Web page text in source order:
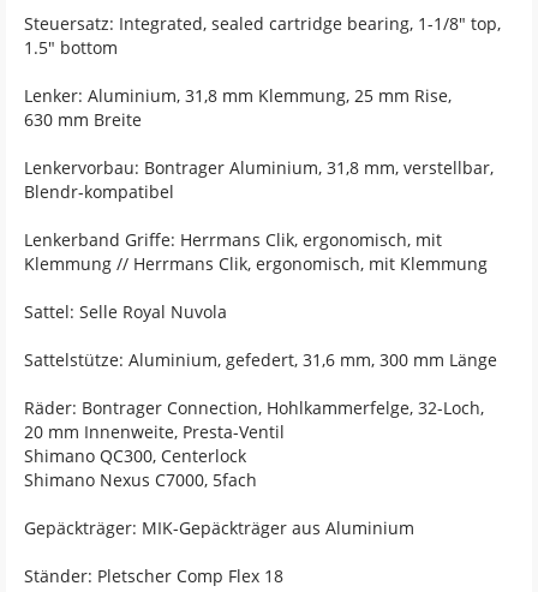
Steuersatz: Integrated, sealed cartridge bearing, 1-1/8" top,
1.5" bottom
Lenker: Aluminium, 31,8 mm Klemmung, 25 mm Rise,
630 mm Breite
Lenkervorbau: Bontrager Aluminium, 31,8 mm, verstellbar,
Blendr-kompatibel
Lenkerband Griffe: Herrmans Clik, ergonomisch, mit
Klemmung // Herrmans Clik, ergonomisch, mit Klemmung
Sattel: Selle Royal Nuvola
Sattelstütze: Aluminium, gefedert, 31,6 mm, 300 mm Länge
Räder: Bontrager Connection, Hohlkammerfelge, 32-Loch,
20 mm Innenweite, Presta-Ventil
Shimano QC300, Centerlock
Shimano Nexus C7000, 5fach
Gepäckträger: MIK-Gepäckträger aus Aluminium
Ständer: Pletscher Comp Flex 18